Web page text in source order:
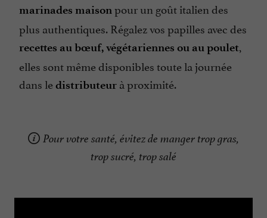
marinades maisonpour un goût italien des
plus authentiques. Régalez vos papilles avec des
recettes au bœuf, végétariennes ou au poulet,
elles sont même disponibles toute la journée
dans ledistributeur à proximité.
Pour votre santé, évitez de manger trop gras,
trop sucré, trop salé